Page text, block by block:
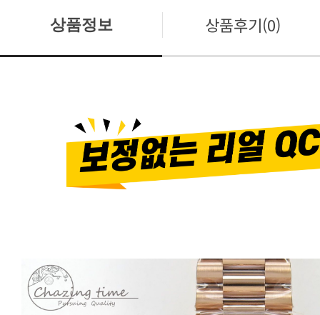
상품정보 상품후기(0)